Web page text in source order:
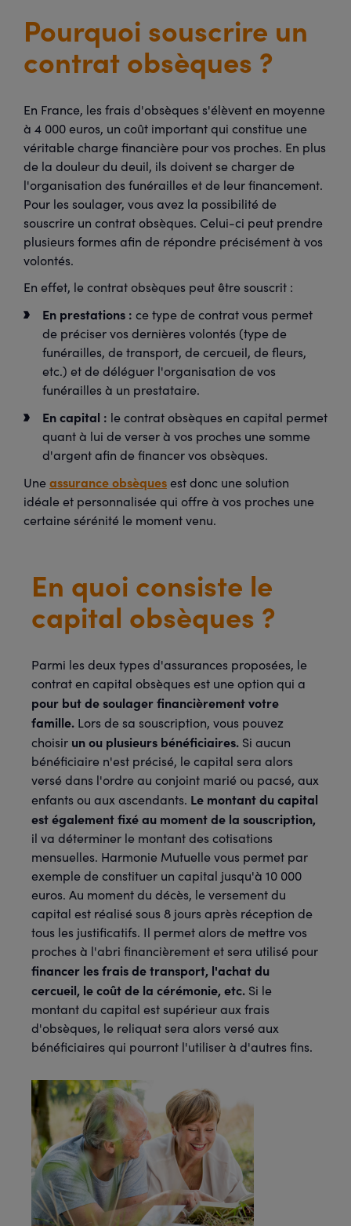
Pourquoi souscrire un
contrat obsèques ?
En France, les frais d'obsèques s'élèvent en moyenne
à 4 000 euros, un coût important qui constitue une
véritable charge financière pour vos proches. En plus
de la douleur du deuil, ils doivent se charger de
l'organisation des funérailles et de leur financement.
Pour les soulager, vous avez la possibilité de
souscrire un contrat obsèques. Celui-ci peut prendre
plusieurs formes afin de répondre précisément à vos
volontés.
En effet, le contrat obsèques peut être souscrit :
En prestations : ce type de contrat vous permet
de préciser vos dernières volontés (type de
funérailles, de transport, de cercueil, de fleurs,
etc.) et de déléguer l'organisation de vos
funérailles à un prestataire.
En capital : le contrat obsèques en capital permet
quant à lui de verser à vos proches une somme
d'argent afin de financer vos obsèques.
Uneassurance obsèquesest donc une solution
idéale et personnalisée qui offre à vos proches une
certaine sérénité le moment venu.
En quoi consiste le
capital obsèques ?
Parmi les deux types d'assurances proposées, le
contrat en capital obsèques est une option qui a
pour but de soulager financièrement votre
famille. Lors de sa souscription, vous pouvez
choisir un ou plusieurs bénéficiaires. Si aucun
bénéficiaire n'est précisé, le capital sera alors
versé dans l'ordre au conjoint marié ou pacsé, aux
enfants ou aux ascendants. Le montant du capital
est également fixé au moment de la souscription,
il va déterminer le montant des cotisations
mensuelles. Harmonie Mutuelle vous permet par
exemple de constituer un capital jusqu'à 10 000
euros. Au moment du décès, le versement du
capital est réalisé sous 8 jours après réception de
tous les justificatifs. Il permet alors de mettre vos
proches à l'abri financièrement et sera utilisé pour
financer les frais de transport, l'achat du
cercueil, le coût de la cérémonie, etc. Si le
montant du capital est supérieur aux frais
d'obsèques, le reliquat sera alors versé aux
bénéficiaires qui pourront l'utiliser à d'autres fins.